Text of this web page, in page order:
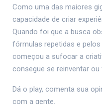
Como uma das maiores
capacidade de criar
Quando foi que a busca
fórmulas repetidas e
começou a sufocar a
consegue se reinventar
Dá o play, comenta sua
com a gente.